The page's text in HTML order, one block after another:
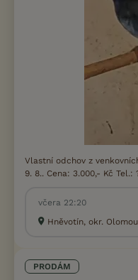
Vlastní odchov z
9. 8.. Cena: 3.000,- Kč Tel.:
včera 22:20
Hněvotín, okr.
PRODÁM